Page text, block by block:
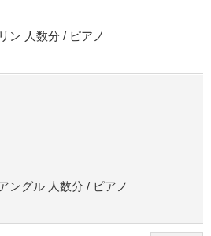
ン 人数分 / ピアノ
ングル 人数分 / ピアノ